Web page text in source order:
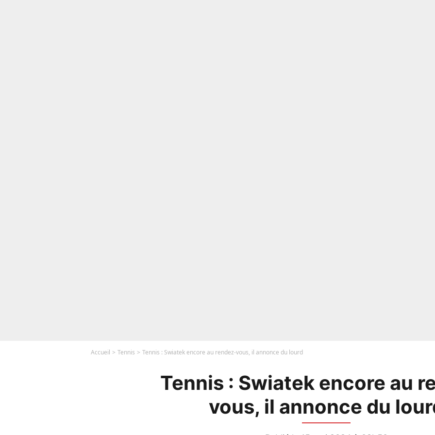
Accueil Tennis Tennis : Swiatek encore au rendez-vous, il annonce du lourd
Tennis : Swiatek encore au
vous, il annonce du